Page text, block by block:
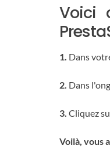
Voici
1. Dans
2. Dans
3. Cliquez
Voilà, vous